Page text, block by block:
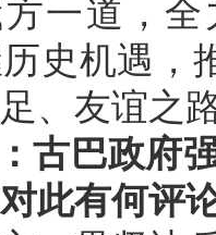
一道，
史机遇，
、友谊之
古巴政府
此有何评